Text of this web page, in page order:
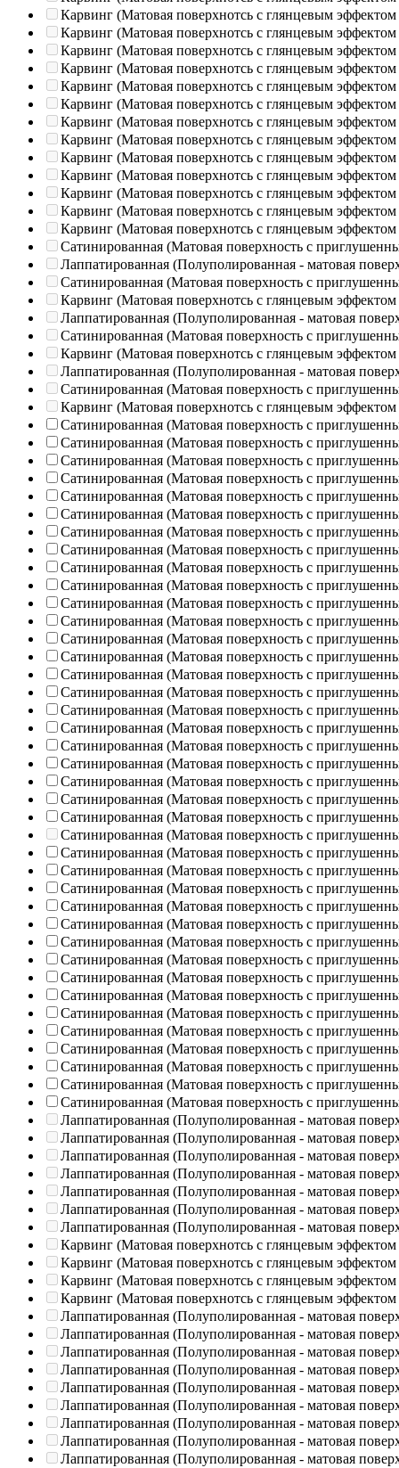
Карвинг (Матовая поверхнотсь с глянцевым эффектом
Карвинг (Матовая поверхнотсь с глянцевым эффектом
Карвинг (Матовая поверхнотсь с глянцевым эффектом
Карвинг (Матовая поверхнотсь с глянцевым эффектом
Карвинг (Матовая поверхнотсь с глянцевым эффектом
Карвинг (Матовая поверхнотсь с глянцевым эффектом
Карвинг (Матовая поверхнотсь с глянцевым эффектом
Карвинг (Матовая поверхнотсь с глянцевым эффектом
Карвинг (Матовая поверхнотсь с глянцевым эффектом
Карвинг (Матовая поверхнотсь с глянцевым эффектом
Карвинг (Матовая поверхнотсь с глянцевым эффектом
Карвинг (Матовая поверхнотсь с глянцевым эффектом
Карвинг (Матовая поверхнотсь с глянцевым эффектом
Сатинированная (Матовая поверхность с
Лаппатированная (Полуполированная - матовая
Сатинированная (Матовая поверхность с
Карвинг (Матовая поверхнотсь с глянцевым эффектом
Лаппатированная (Полуполированная - матовая
Сатинированная (Матовая поверхность с
Карвинг (Матовая поверхнотсь с глянцевым эффектом
Лаппатированная (Полуполированная - матовая
Сатинированная (Матовая поверхность с
Карвинг (Матовая поверхнотсь с глянцевым эффектом
Сатинированная (Матовая поверхность с
Сатинированная (Матовая поверхность с
Сатинированная (Матовая поверхность с
Сатинированная (Матовая поверхность с
Сатинированная (Матовая поверхность с
Сатинированная (Матовая поверхность с
Сатинированная (Матовая поверхность с
Сатинированная (Матовая поверхность с
Сатинированная (Матовая поверхность с
Сатинированная (Матовая поверхность с
Сатинированная (Матовая поверхность с
Сатинированная (Матовая поверхность с
Сатинированная (Матовая поверхность с
Сатинированная (Матовая поверхность с
Сатинированная (Матовая поверхность с
Сатинированная (Матовая поверхность с
Сатинированная (Матовая поверхность с
Сатинированная (Матовая поверхность с
Сатинированная (Матовая поверхность с
Сатинированная (Матовая поверхность с
Сатинированная (Матовая поверхность с
Сатинированная (Матовая поверхность с
Сатинированная (Матовая поверхность с
Сатинированная (Матовая поверхность с
Сатинированная (Матовая поверхность с
Сатинированная (Матовая поверхность с
Сатинированная (Матовая поверхность с
Сатинированная (Матовая поверхность с
Сатинированная (Матовая поверхность с
Сатинированная (Матовая поверхность с
Сатинированная (Матовая поверхность с
Сатинированная (Матовая поверхность с
Сатинированная (Матовая поверхность с
Сатинированная (Матовая поверхность с
Сатинированная (Матовая поверхность с
Сатинированная (Матовая поверхность с
Сатинированная (Матовая поверхность с
Сатинированная (Матовая поверхность с
Сатинированная (Матовая поверхность с
Лаппатированная (Полуполированная - матовая
Лаппатированная (Полуполированная - матовая
Лаппатированная (Полуполированная - матовая
Лаппатированная (Полуполированная - матовая
Лаппатированная (Полуполированная - матовая
Лаппатированная (Полуполированная - матовая
Лаппатированная (Полуполированная - матовая
Карвинг (Матовая поверхнотсь с глянцевым эффектом
Карвинг (Матовая поверхнотсь с глянцевым эффектом
Карвинг (Матовая поверхнотсь с глянцевым эффектом
Карвинг (Матовая поверхнотсь с глянцевым эффектом
Лаппатированная (Полуполированная - матовая
Лаппатированная (Полуполированная - матовая
Лаппатированная (Полуполированная - матовая
Лаппатированная (Полуполированная - матовая
Лаппатированная (Полуполированная - матовая
Лаппатированная (Полуполированная - матовая
Лаппатированная (Полуполированная - матовая
Лаппатированная (Полуполированная - матовая
Лаппатированная (Полуполированная - матовая